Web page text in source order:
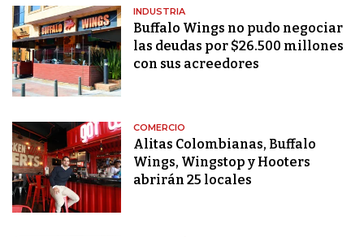
INDUSTRIA
Buffalo Wings no pudo negociar
las deudas por $26.500 millones
con sus acreedores
COMERCIO
Alitas Colombianas, Buffalo
Wings, Wingstop y Hooters
abrirán 25 locales